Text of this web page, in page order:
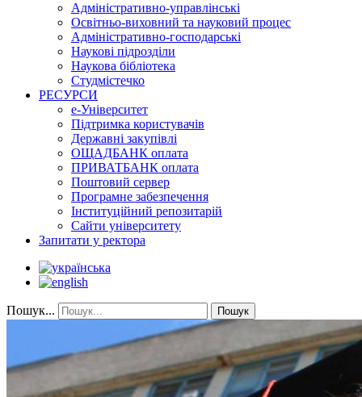
Адміністративно-управлінські
Освітньо-виховний та науковий процес
Адміністративно-господарські
Наукові підрозділи
Наукова бібліотека
Студмістечко
РЕСУРСИ
е-Університет
Підтримка користувачів
Державні закупівлі
ОЩАДБАНК оплата
ПРИВАТБАНК оплата
Поштовий сервер
Програмне забезпечення
Інституційний репозитарій
Сайти університету
Запитати у ректора
Пошук... Пошук